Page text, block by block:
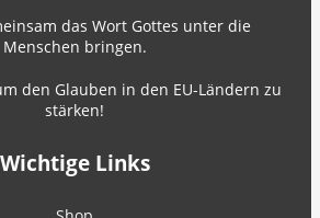
das Wort Gottes unter die
Menschen bringen.
den Glauben in den EU-Ländern zu
stärken!
Wichtige Links